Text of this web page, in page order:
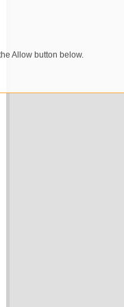
Allow button below.